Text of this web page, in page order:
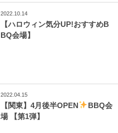
2022.10.14
【ハロウィン気分UP!おすすめB
BQ会場】
2022.04.15
【関東】4月後半OPEN
BBQ会
場 【第1弾】